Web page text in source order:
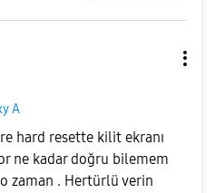
A
hard resette kilit ekranı
ne kadar doğru bilemem
zaman . Hertürlü verin